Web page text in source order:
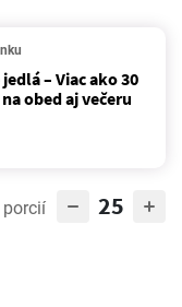
– Viac ako 30
obed aj večeru
porcií 25